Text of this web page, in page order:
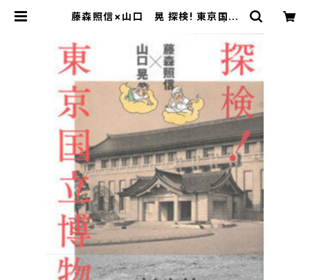
藤森照信×山口 晃 探検! 東京国立